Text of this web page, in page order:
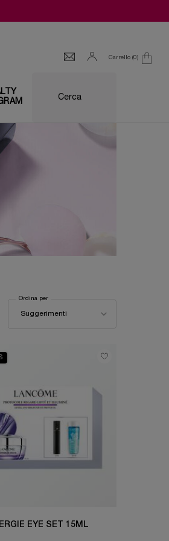
Carrello 0
0 prodotto
Cerca
Suggerimenti
Ordina per
EYE SET 15ML